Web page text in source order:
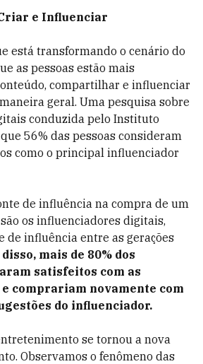
e Influenciar
está transformando o cenário do
as pessoas estão mais
compartilhar e influenciar
geral. Uma pesquisa sobre
conduzida pelo Instituto
56% das pessoas consideram
como o principal influenciador
de influência na compra de um
os influenciadores digitais,
de influência entre as gerações
mais de 80% dos
satisfeitos com as
comprariam novamente com
do influenciador.
se tornou a nova
Observamos o fenômeno das